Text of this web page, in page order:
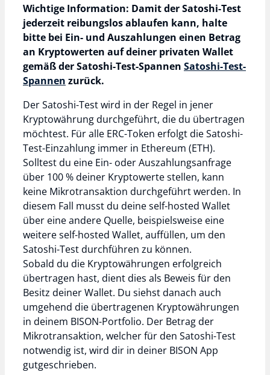
Wichtige Information: Damit der Satoshi-Test
jederzeit reibungslos ablaufen kann, halte
bitte bei Ein- und Auszahlungen einen Betrag
an Kryptowerten auf deiner privaten Wallet
gemäß der Satoshi-Test-Spannen Satoshi-Test-
Spannen zurück.
Der Satoshi-Test wird in der Regel in jener
Kryptowährung durchgeführt, die du übertragen
möchtest. Für alle ERC-Token erfolgt die Satoshi-
Test-Einzahlung immer in Ethereum (ETH).
Solltest du eine Ein- oder Auszahlungsanfrage
über 100 % deiner Kryptowerte stellen, kann
keine Mikrotransaktion durchgeführt werden. In
diesem Fall musst du deine self-hosted Wallet
über eine andere Quelle, beispielsweise eine
weitere self-hosted Wallet, auffüllen, um den
Satoshi-Test durchführen zu können.
Sobald du die Kryptowährungen erfolgreich
übertragen hast, dient dies als Beweis für den
Besitz deiner Wallet. Du siehst danach auch
umgehend die übertragenen Kryptowährungen
in deinem BISON-Portfolio. Der Betrag der
Mikrotransaktion, welcher für den Satoshi-Test
notwendig ist, wird dir in deiner BISON App
gutgeschrieben.